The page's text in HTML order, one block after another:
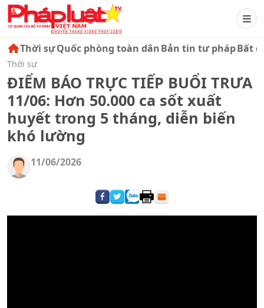
Thời sựQuốc phòng toàn dânBản tin tư phápBất
Thời sự
ĐIỂM BÁO TRỰC TIẾP BUỔI TRƯA
11/06: Hơn 50.000 ca sốt xuất
huyết trong 5 tháng, diễn biến
khó lường
11/06/2026